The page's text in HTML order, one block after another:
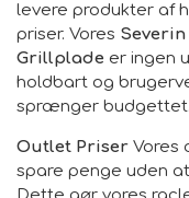
levere produkter af
priser. Vores
Grillplade er ingen
holdbart og
sprænger budgettet.
Outlet Priser Vores
spare penge uden